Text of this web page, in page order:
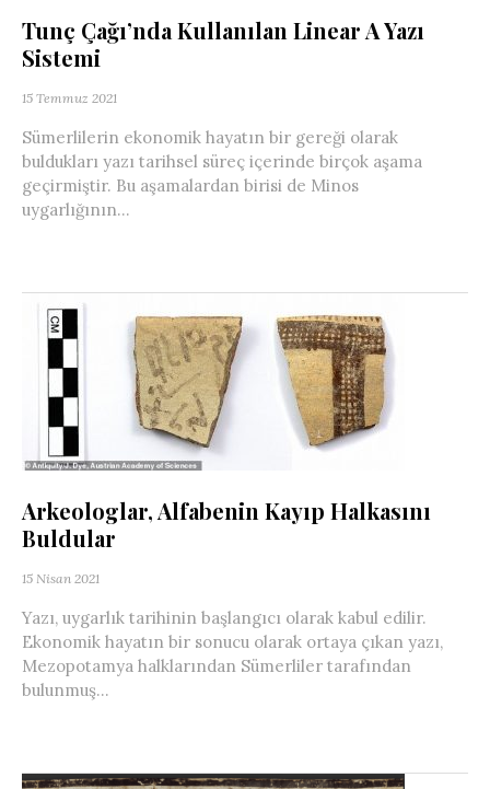
Tunç Çağı’nda Kullanılan Linear A Yazı
Sistemi
15 Temmuz 2021
Sümerlilerin ekonomik hayatın bir gereği olarak
buldukları yazı tarihsel süreç içerinde birçok aşama
geçirmiştir. Bu aşamalardan birisi de Minos
uygarlığının...
Arkeologlar, Alfabenin Kayıp Halkasını
Buldular
15 Nisan 2021
Yazı, uygarlık tarihinin başlangıcı olarak kabul edilir.
Ekonomik hayatın bir sonucu olarak ortaya çıkan yazı,
Mezopotamya halklarından Sümerliler tarafından
bulunmuş...